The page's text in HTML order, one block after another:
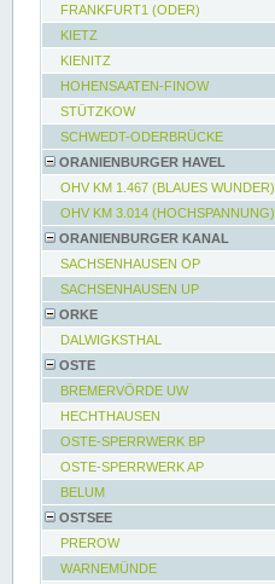
FRANKFURT1 (ODER)
KIETZ
KIENITZ
HOHENSAATEN-FINOW
STÜTZKOW
SCHWEDT-ODERBRÜCKE
ORANIENBURGER HAVEL
OHV KM 1.467 (BLAUES WUNDER)
OHV KM 3.014 (HOCHSPANNUNG)
ORANIENBURGER KANAL
SACHSENHAUSEN OP
SACHSENHAUSEN UP
ORKE
DALWIGKSTHAL
OSTE
BREMERVÖRDE UW
HECHTHAUSEN
OSTE-SPERRWERK BP
OSTE-SPERRWERK AP
BELUM
OSTSEE
PREROW
WARNEMÜNDE